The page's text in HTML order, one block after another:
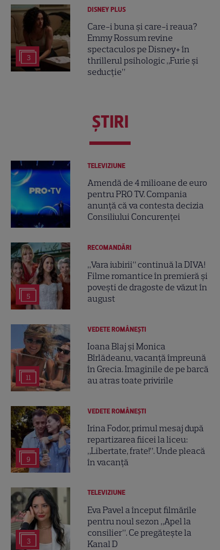
3
DISNEY PLUS
Care-i buna și care-i reaua?
Emmy Rossum revine
spectaculos pe Disney+ în
thrillerul psihologic „Furie și
seducție”
ŞTIRI
TELEVIZIUNE
Amendă de 4 milioane de euro
pentru PRO TV. Compania
anunță că va contesta decizia
Consiliului Concurenței
5
RECOMANDĂRI
„Vara iubirii” continuă la DIVA!
Filme romantice în premieră și
povești de dragoste de văzut în
august
11
VEDETE ROMÂNEŞTI
Ioana Blaj și Monica
Bîrlădeanu, vacanță împreună
în Grecia. Imaginile de pe barcă
au atras toate privirile
9
VEDETE ROMÂNEŞTI
Irina Fodor, primul mesaj după
repartizarea fiicei la liceu:
„Libertate, frate!”. Unde pleacă
în vacanță
3
TELEVIZIUNE
Eva Pavel a început filmările
pentru noul sezon „Apel la
consilier”. Ce pregătește la
Kanal D